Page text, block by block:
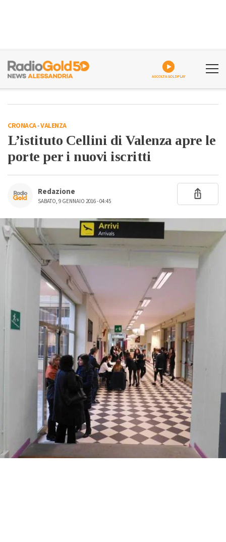
ASCOLTA GOLDPLAY
CRONACA-VALENZA
L’istituto Cellini di Valenza apre le
porte per i nuovi iscritti
Redazione
SABATO, 9 GENNAIO 2016 - 04:45